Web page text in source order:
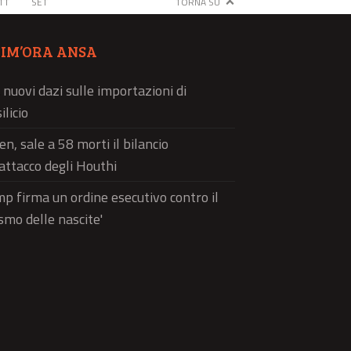
ANSA
nuovi dazi sulle importazioni di
sale a 58 morti il bilancio
degli Houthi
firma un ordine esecutivo contro il
delle nascite'